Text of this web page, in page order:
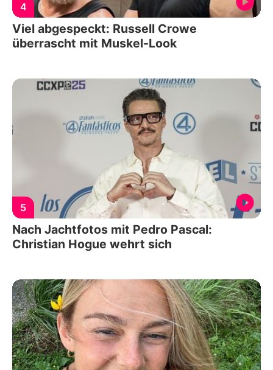
4
Viel abgespeckt: Russell Crowe
überrascht mit Muskel-Look
5
Nach Jachtfotos mit Pedro Pascal:
Christian Hogue wehrt sich